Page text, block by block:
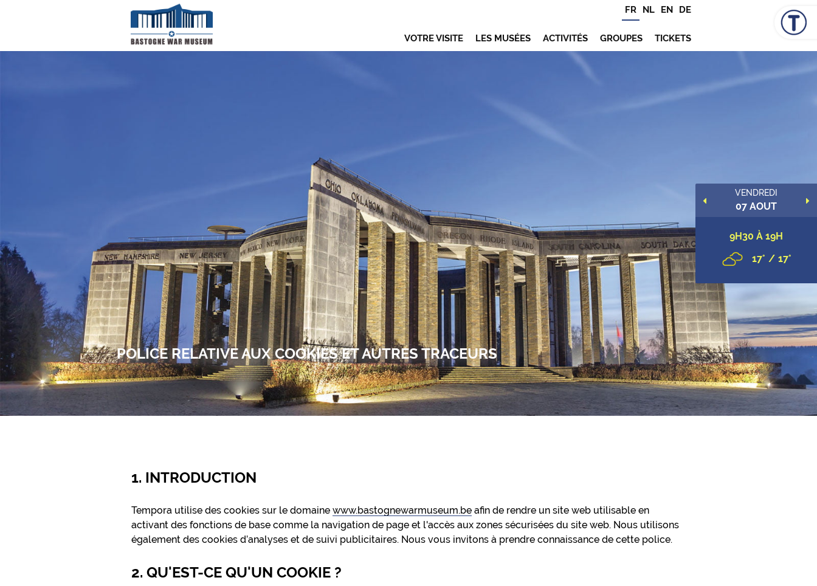
FR NL EN DE
VOTRE VISITE LES MUSÉES ACTIVITÉS GROUPES TICKETS
POLICE RELATIVE AUX COOKIES ET AUTRES TRACEURS
9H30 À 19H
16 / 16
VENDREDI
07 AOUT
9H30 À 19H
17 / 17
1. INTRODUCTION
Tempora utilise des cookies sur le domaine www.bastognewarmuseum.be afin de rendre un site web utilisable en
activant des fonctions de base comme la navigation de page et l'accès aux zones sécurisées du site web. Nous utilisons
également des cookies d’analyses et de suivi publicitaires. Nous vous invitons à prendre connaissance de cette police.
2. QU'EST-CE QU'UN COOKIE ?